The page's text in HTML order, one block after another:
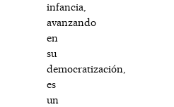
infancia,
avanzando
en
su
democratización,
es
un